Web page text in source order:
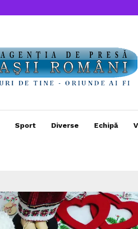
Sport Diverse Echipă